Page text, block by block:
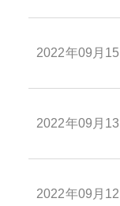
2022年09月15
2022年09月13
2022年09月12